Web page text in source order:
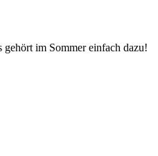
gehört im Sommer einfach dazu!